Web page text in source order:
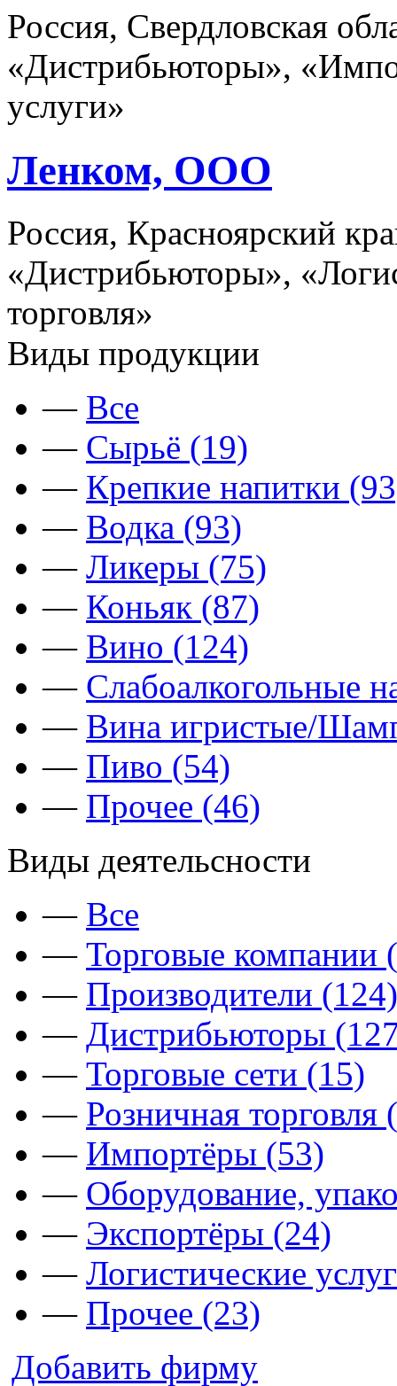
Россия, Свердловская
«Дистрибьюторы»,
услуги»
Ленком, ООО
Россия, Красноярский
«Дистрибьюторы»,
торговля»
Виды продукции
— Все
— Сырьё (19)
— Крепкие напитки
— Водка (93)
— Ликеры (75)
— Коньяк (87)
— Вино (124)
— Слабоалкогольные
— Вина игристые/
— Пиво (54)
— Прочее (46)
Виды деятельсности
— Все
— Торговые компании
— Производители (124)
— Дистрибьюторы
— Торговые сети (15)
— Розничная торговля
— Импортёры (53)
— Оборудование,
— Экспортёры (24)
— Логистические
— Прочее (23)
Добавить фирму